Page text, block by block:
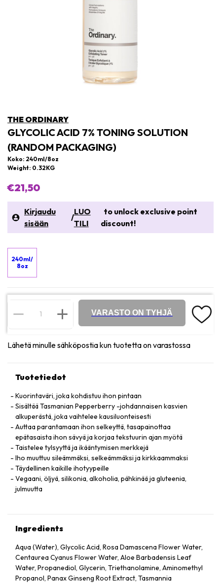
THE ORDINARY
GLYCOLIC ACID 7% TONING SOLUTION
(RANDOM PACKAGING)
Koko: 240ml/8oz
Weight: 0.32KG
€21,50
Kirjaudu
sisään
/
LUO
TILI
to unlock exclusive point
discount!
240ml/
8oz
VARASTO ON TYHJÄ
Lähetä minulle sähköpostia kun tuotetta on varastossa
Tuotetiedot
Kuorintaväri, joka kohdistuu ihon pintaan
Sisältää Tasmanian Pepperberry -johdannaisen kasvien
alkuperästä, joka vaihtelee kausiluonteisesti
Auttaa parantamaan ihon selkeyttä, tasapainottaa
epätasaista ihon sävyä ja korjaa tekstuurin ajan myötä
Taistelee tylsyyttä ja ikääntymisen merkkejä
Iho muuttuu sileämmäksi, selkeämmäksi ja kirkkaammaksi
Täydellinen kaikille ihotyypeille
Vegaani, öljyä, silikonia, alkoholia, pähkinää ja gluteenia,
julmuutta
Ingredients
Aqua (Water), Glycolic Acid, Rosa Damascena Flower Water,
Centaurea Cyanus Flower Water, Aloe Barbadensis Leaf
Water, Propanediol, Glycerin, Triethanolamine, Aminomethyl
Propanol, Panax Ginseng Root Extract, Tasmannia